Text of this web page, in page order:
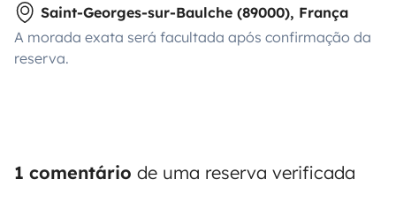
Saint-Georges-sur-Baulche (89000), França
A morada exata será facultada após confirmação da
reserva.
1 comentário de uma reserva verificada